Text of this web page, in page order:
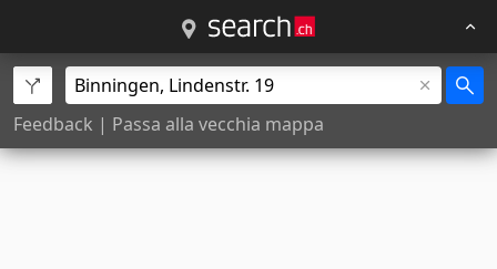
Feedback | Passa alla vecchia mappa